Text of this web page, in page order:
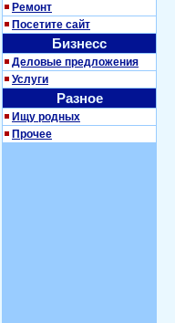
Ремонт
Посетите сайт
Бизнесс
Деловые предложения
Услуги
Разное
Ищу родных
Прочее